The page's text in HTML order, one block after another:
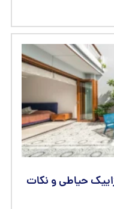
حیاطی و نکات